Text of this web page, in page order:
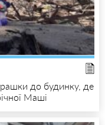
до будинку, де
Маші